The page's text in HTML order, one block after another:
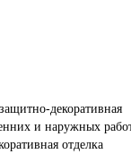
декоративная
и наружных
отделка